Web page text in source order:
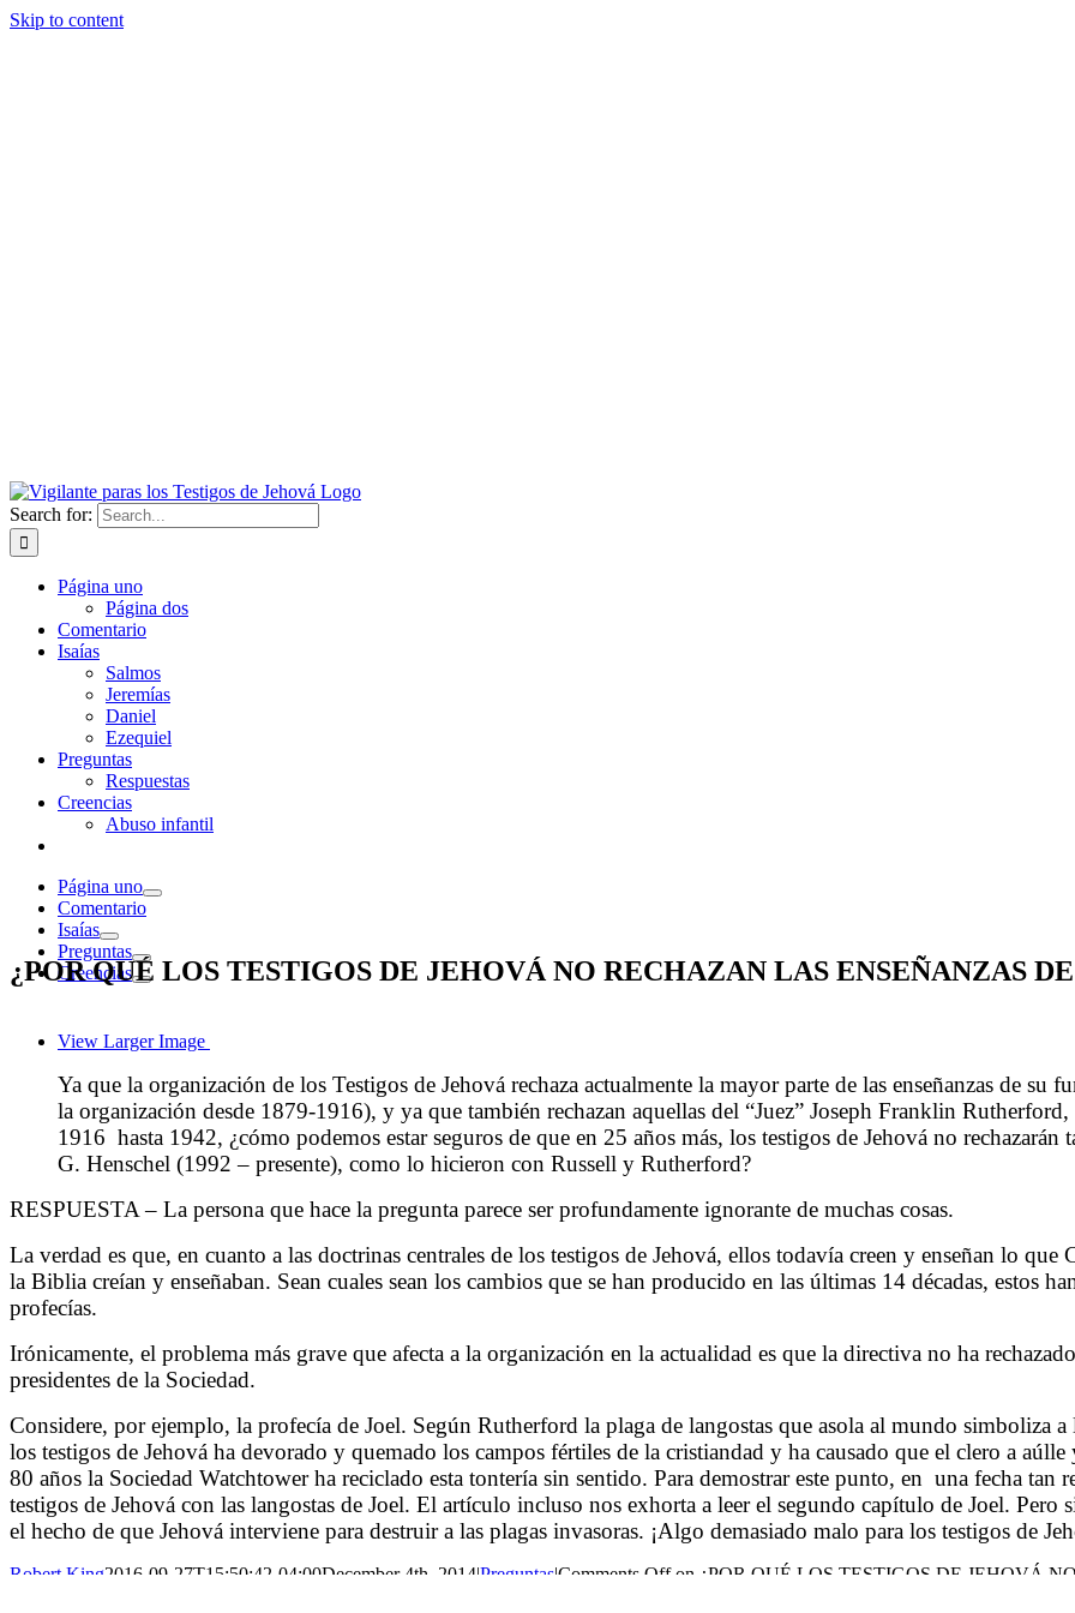
Skip to content
Search for:
Página uno
Página dos
Comentario
Isaías
Salmos
Jeremías
Daniel
Ezequiel
Preguntas
Respuestas
Creencias
Abuso infantil
Página uno
Comentario
Isaías
Preguntas
Creencias
¿POR QUÉ LOS TESTIGOS DE JEHOVÁ NO RECHAZAN LAS ENSEÑANZAS
View Larger Image
Ya que la organización de los Testigos de Jehová rechaza actualmente la mayor parte de las enseñanzas de su
la organización desde 1879-1916), y ya que también rechazan aquellas del “Juez” Joseph Franklin
1916 hasta 1942, ¿cómo podemos estar seguros de que en 25 años más, los testigos de Jehová no
G. Henschel (1992 – presente), como lo hicieron con Russell y Rutherford?
RESPUESTA – La persona que hace la pregunta parece ser profundamente ignorante de muchas cosas.
La verdad es que, en cuanto a las doctrinas centrales de los testigos de Jehová, ellos todavía creen y enseñan lo
la Biblia creían y enseñaban. Sean cuales sean los cambios que se han producido en las últimas 14 décadas, estos
profecías.
Irónicamente, el problema más grave que afecta a la organización en la actualidad es que la directiva no ha
presidentes de la Sociedad.
Considere, por ejemplo, la profecía de Joel. Según Rutherford la plaga de langostas que asola al mundo simboliza
los testigos de Jehová ha devorado y quemado los campos fértiles de la cristiandad y ha causado que el clero a
80 años la Sociedad Watchtower ha reciclado esta tontería sin sentido. Para demostrar este punto, en una fecha tan
testigos de Jehová con las langostas de Joel. El artículo incluso nos exhorta a leer el segundo capítulo de Joel.
el hecho de que Jehová interviene para destruir a las plagas invasoras. ¡Algo demasiado malo para los testigos de
Robert King2016-09-27T15:50:42-04:00December 4th, 2014|Preguntas|Comments Offon ¿POR QUÉ LOS TESTIGOS DE JEHOVÁ